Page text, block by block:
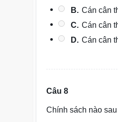
B. Cán cân
C. Cán cân
D. Cán cân
Câu 8
Chính sách nào